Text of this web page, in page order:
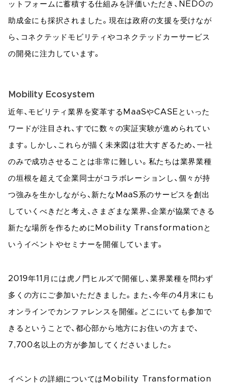
ットフォームに蓄積する仕組みを評価いただき、NEDOの
助成金にも採択されました。現在は政府の支援を受けなが
ら、コネクテッドモビリティやコネクテッドカーサービス
の開発に注力しています。
Mobility Ecosystem
近年、モビリティ業界を変革するMaaSやCASEといった
ワードが注目され、すでに数々の実証実験が進められてい
ます。しかし、これらが描く未来図は壮大すぎるため、一社
のみで成功させることは非常に難しい。私たちは業界業種
の垣根を超えて企業同士がコラボレーションし、個々が持
つ強みを生かしながら、新たなMaaS系のサービスを創出
していくべきだと考え、さまざまな業界、企業が協業できる
新たな場所を作るためにMobility Transformationと
いうイベントやセミナーを開催しています。
2019年11月には虎ノ門ヒルズで開催し、業界業種を問わず
多くの方にご参加いただきました。また、今年の4月末にも
オンラインでカンファレンスを開催。どこにいても参加で
きるということで、都心部から地方にお住いの方まで、
7,700名以上の方が参加してくださいました。
イベントの詳細についてはMobility Transformation